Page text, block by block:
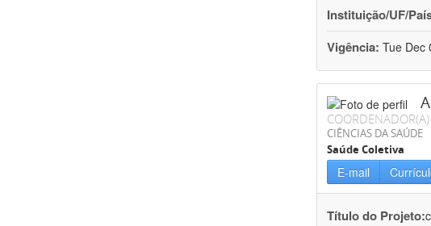
Instituição/UF/
Vigência: Tue Dec
COORDENADOR(A)
CIÊNCIAS DA SAÚDE
Saúde Coletiva
E-mail
Título do Projeto: